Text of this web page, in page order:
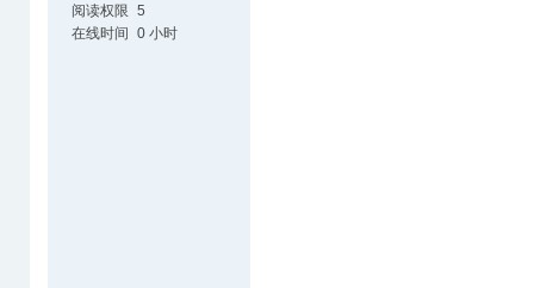
阅读权限 5
在线时间 0 小时